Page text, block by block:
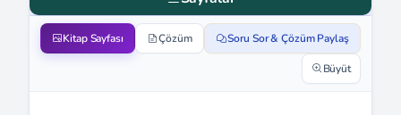
Kitap Sayfası Çözüm Soru Sor & Çözüm Paylaş
Büyüt